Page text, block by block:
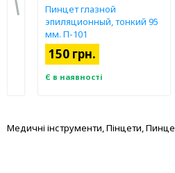
Пинцет глазной
эпиляционный, тонкий 95
мм. П-101
150 грн.
Є в наявності
Медичні інструменти, Пінцети,